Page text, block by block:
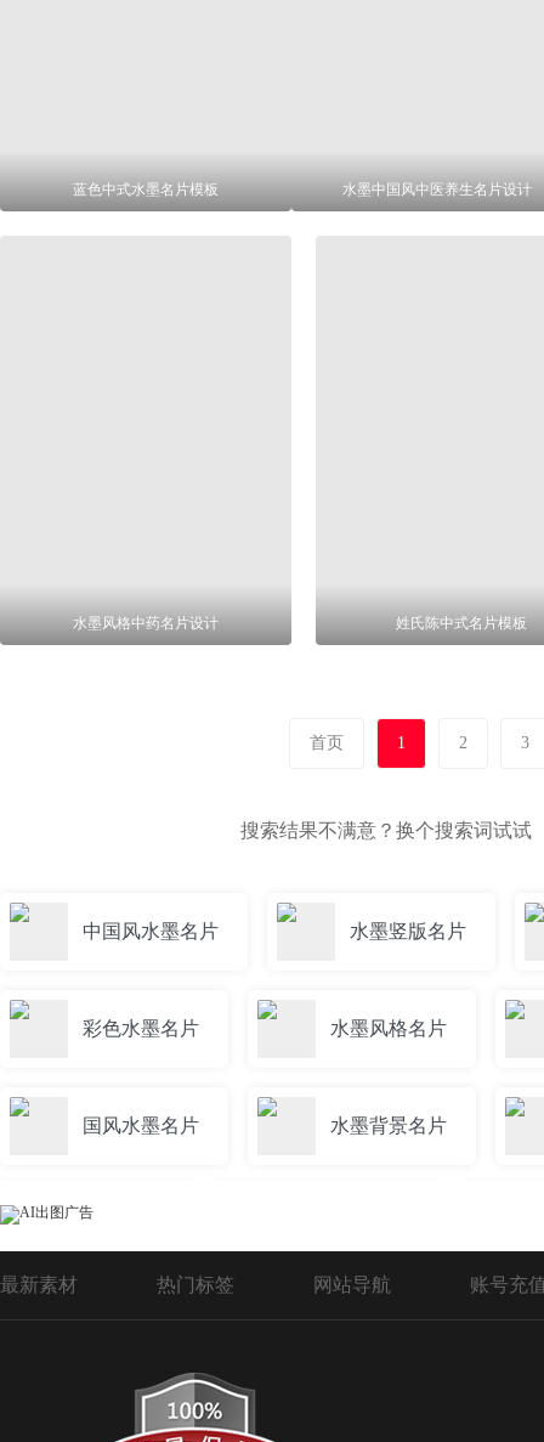
蓝色中式水墨名片模板 水墨中国风中医养生名片设计
水墨风格中药名片设计 姓氏陈中式名片模板
首页 1 2 3
搜索结果不满意？换个搜索词试试
中国风水墨名片 水墨竖版名片
彩色水墨名片 水墨风格名片
国风水墨名片 水墨背景名片
水墨 名片
竹子水墨名片 水墨瑜伽名片
水墨婚庆名片
最新素材 热门标签 网站导航 账号充